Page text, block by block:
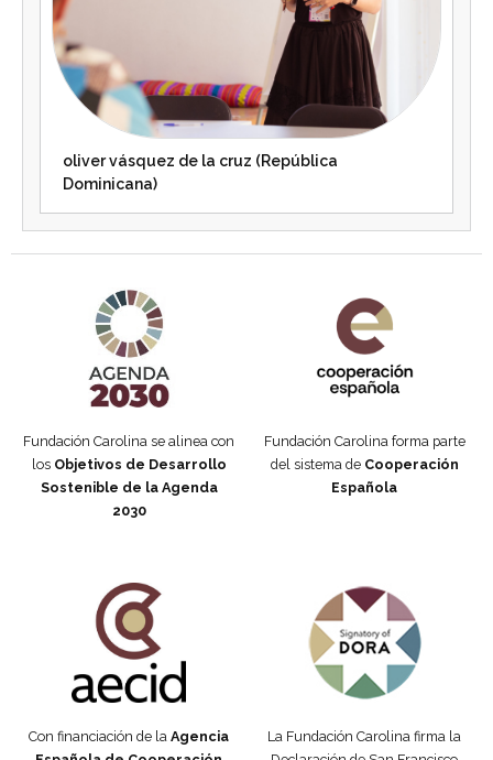
oliver vásquez de la cruz (República
Dominicana)
Fundación Carolina se alinea con
los Objetivos de Desarrollo
Sostenible de la Agenda
2030
Fundación Carolina forma parte
del sistema de Cooperación
Española
Con financiación de la Agencia
La Fundación Carolina firma la